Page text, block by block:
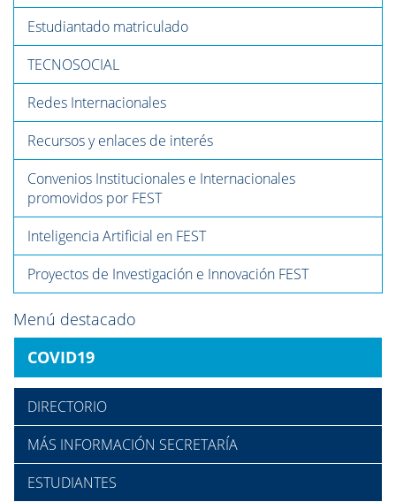
Estudiantado matriculado
TECNOSOCIAL
Redes Internacionales
Recursos y enlaces de interés
Convenios Institucionales e Internacionales
promovidos por FEST
Inteligencia Artificial en FEST
Proyectos de Investigación e Innovación FEST
Menú destacado
COVID19
DIRECTORIO
MÁS INFORMACIÓN SECRETARÍA
ESTUDIANTES